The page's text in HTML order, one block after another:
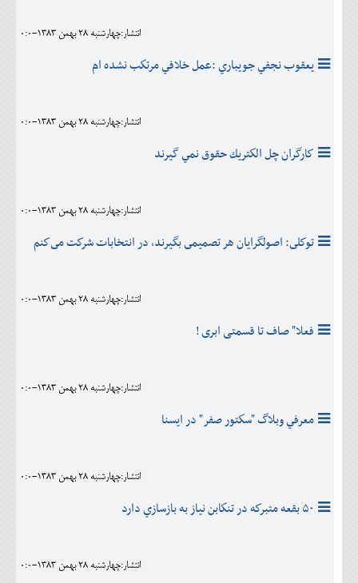
انتشار:چهارشنبه 28 بهمن 1383-0:0
يعقوب نجفي جويباري :عمل خلافي مرتكب نشده ام
انتشار:چهارشنبه 28 بهمن 1383-0:0
كارگران چل الكتريك حقوق نمي گيرند
انتشار:چهارشنبه 28 بهمن 1383-0:0
توكلى: اصولگرايان هر تصميمى بگيرند، در انتخابات شركت مى‌كنم
انتشار:چهارشنبه 28 بهمن 1383-0:0
فعلا" صاف تا قسمتی ابری !
انتشار:چهارشنبه 28 بهمن 1383-0:0
معرفي وبلاگ "سكتور صفر" در ايسنا
انتشار:چهارشنبه 28 بهمن 1383-0:0
‪ ۵۰‬بقعه متبركه در تنكابن نياز به بازسازي دارد
انتشار:چهارشنبه 28 بهمن 1383-0:0